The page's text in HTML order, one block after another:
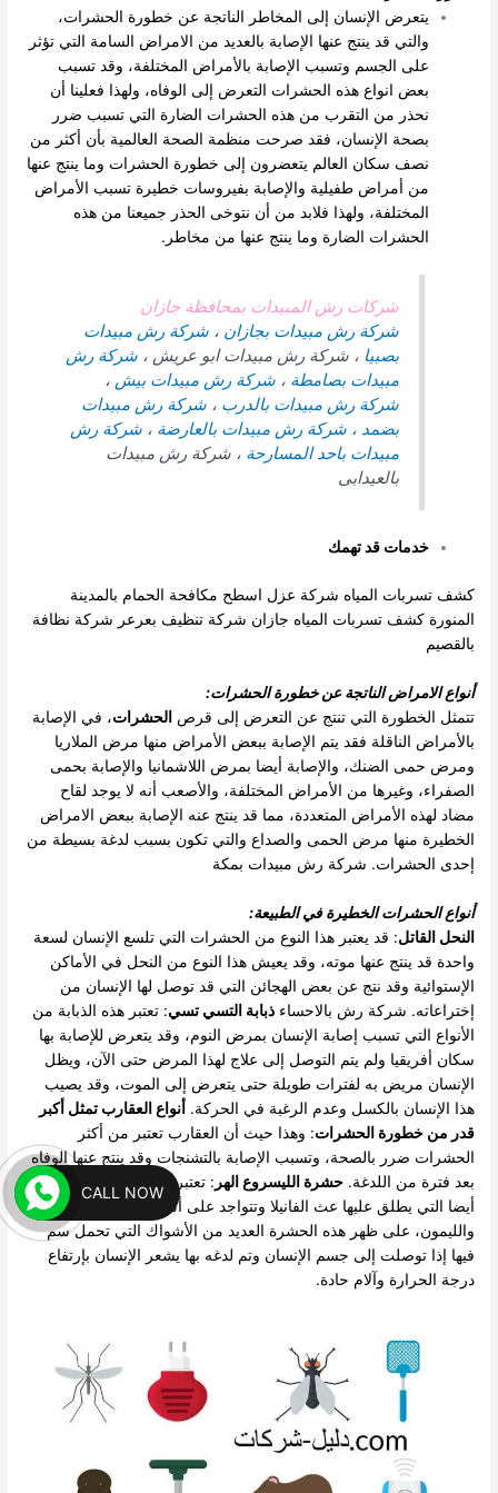
يتعرض الإنسان إلى المخاطر الناتجة عن خطورة الحشرات،
والتي قد ينتج عنها الإصابة بالعديد من الامراض السامة التي تؤثر
على الجسم وتسبب الإصابة بالأمراض المختلفة، وقد تسبب
بعض انواع هذه الحشرات التعرض إلى الوفاه، ولهذا فعلينا أن
نحذر من التقرب من هذه الحشرات الضارة التي تسبب ضرر
بصحة الإنسان، فقد صرحت منظمة الصحة العالمية بأن أكثر من
نصف سكان العالم يتعضرون إلى خطورة الحشرات وما ينتج عنها
من أمراض طفيلية والإصابة بفيروسات خطيرة تسبب الأمراض
المختلفة، ولهذا فلابد من أن نتوخى الحذر جميعنا من هذه
الحشرات الضارة وما ينتج عنها من مخاطر.
شركات رش المبيدات بمحافظة جازان
شركة رش مبيدات بجازان ،شركة رش مبيدات
بصبيا ، شركة رش مبيدات ابو عريش ،شركة رش
مبيدات بصامطة ،شركة رش مبيدات بيش ،
شركة رش مبيدات بالدرب ،شركة رش مبيدات
بضمد ،شركة رش مبيدات بالعارضة ،شركة رش
مبيدات باحد المسارحة ، شركة رش مبيدات
بالعيدابى
خدمات قد تهمك
كشف تسربات المياه شركة عزل اسطح مكافحة الحمام بالمدينة
المنورة كشف تسربات المياه جازان شركة تنظيف بعرعر شركة نظافة
بالقصيم
أنواع الامراض الناتجة عن خطورة الحشرات:
تتمثل الخطورة التي تنتج عن التعرض إلى قرص الحشرات، في الإصابة
بالأمراض الناقلة فقد يتم الإصابة ببعض الأمراض منها مرض الملاريا
ومرض حمى الضنك، والإصابة أيضا بمرض اللاشمانيا والإصابة بحمى
الصفراء، وغيرها من الأمراض المختلفة، والأصعب أنه لا يوجد لقاح
مضاد لهذه الأمراض المتعددة، مما قد ينتج عنه الإصابة ببعض الامراض
الخطيرة منها مرض الحمى والصداع والتي تكون بسبب لدغة بسيطة من
إحدى الحشرات. شركة رش مبيدات بمكة
أنواع الحشرات الخطيرة في الطبيعة:
النحل القاتل: قد يعتبر هذا النوع من الحشرات التي تلسع الإنسان لسعة
واحدة قد ينتج عنها موته، وقد يعيش هذا النوع من النحل في الأماكن
الإستوائية وقد نتج عن بعض الهجائن التي قد توصل لها الإنسان من
إختراعاته. شركة رش بالاحساءذبابة التسي تسي: تعتبر هذه الذبابة من
الأنواع التي تسبب إصابة الإنسان بمرض النوم، وقد يتعرض للإصابة بها
سكان أفريقيا ولم يتم التوصل إلى علاج لهذا المرض حتى الآن، ويظل
الإنسان مريض به لفترات طويلة حتى يتعرض إلى الموت، وقد يصيب
هذا الإنسان بالكسل وعدم الرغبة في الحركة. أنواع العقارب تمثل أكبر
قدر من خطورة الحشرات: وهذا حيث أن العقارب تعتبر من أكثر
الحشرات ضرر بالصحة، وتسبب الإصابة بالتشنجات وقد ينتج عنها الوفاه
بعد فترة من اللدغة.حشرة الليسروع الهر : تعتبر من الحشرات الضارة
أيضا التي يطلق عليها عث الفانيلا وتتواجد على أشجار البرتقال
والليمون، على ظهر هذه الحشرة العديد من الأشواك التي تحمل سم
فيها إذا توصلت إلى جسم الإنسان وتم لدغه بها يشعر الإنسان بإرتفاع
درجة الحرارة وآلام حادة.
CALL NOW